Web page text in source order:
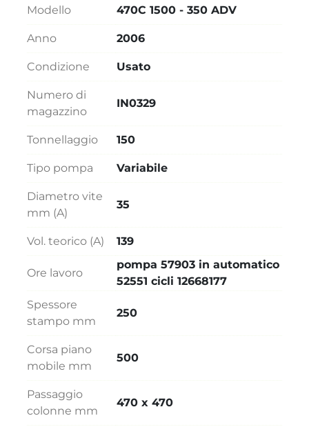
Modello 470C 1500 - 350 ADV
Anno 2006
Condizione Usato
Numero di
magazzino
IN0329
Tonnellaggio 150
Tipo pompa Variabile
Diametro vite
mm (A)
35
Vol. teorico (A) 139
Ore lavoro
pompa 57903 in automatico
52551 cicli 12668177
Spessore
stampo mm
250
Corsa piano
mobile mm
500
Passaggio
colonne mm
470 x 470